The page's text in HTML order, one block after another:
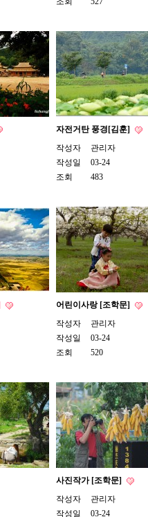
자전거탄 풍경[김훈]
작성자
관리자
작성일
03-24
조회
483
어린이사랑 [조학문]
작성자
관리자
작성일
03-24
조회
520
사진작가 [조학문]
작성자
관리자
작성일
03-24